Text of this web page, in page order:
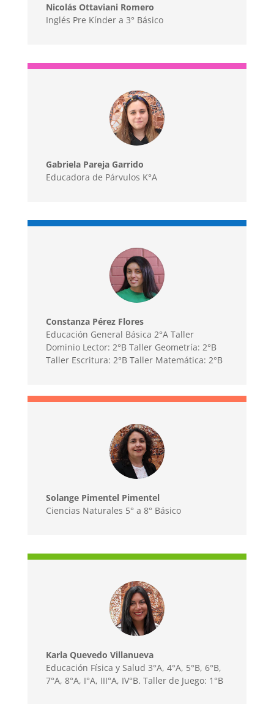
Nicolás Ottaviani Romero
Inglés Pre Kínder a 3° Básico
Gabriela Pareja Garrido
Educadora de Párvulos K°A
Constanza Pérez Flores
Educación General Básica 2°A Taller
Dominio Lector: 2°B Taller Geometría: 2°B
Taller Escritura: 2°B Taller Matemática: 2°B
Solange Pimentel Pimentel
Ciencias Naturales 5° a 8° Básico
Karla Quevedo Villanueva
Educación Física y Salud 3°A, 4°A, 5°B, 6°B,
7°A, 8°A, I°A, III°A, IV°B. Taller de Juego: 1°B